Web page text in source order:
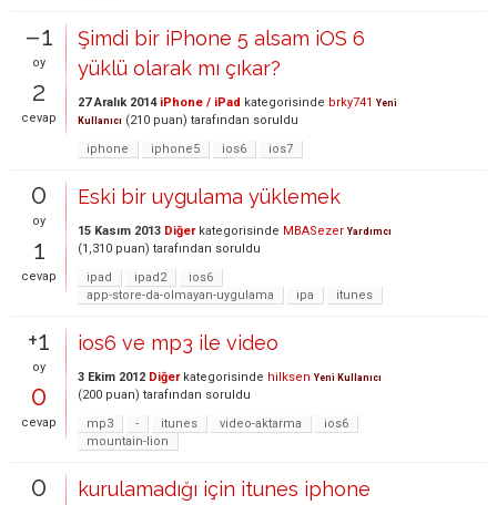
–1
oy
2
cevap
Şimdi bir iPhone 5 alsam iOS 6
yüklü olarak mı çıkar?
27 Aralık 2014 iPhone / iPad kategorisinde brky741 Yeni
Kullanıcı (210 puan) tarafından soruldu
iphone
iphone5 ios6 ios7
0
oy
1
cevap
Eski bir uygulama yüklemek
15 Kasım 2013 Diğerkategorisinde MBASezer Yardımcı
(1,310 puan) tarafından soruldu
ipad
ipad2
ios6
app-store-da-olmayan-uygulama
ipa itunes
+1
oy
0
cevap
ios6 ve mp3 ile video
3 Ekim 2012 Diğerkategorisinde hilksen Yeni Kullanıcı
(200 puan) tarafından soruldu
mp3
- itunes video-aktarma
ios6
mountain-lion
0
kurulamadığı için itunes iphone